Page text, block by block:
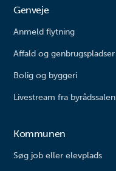
Genveje
Anmeld flytning
Affald og genbrugspladser
Bolig og byggeri
Livestream fra byrådssalen
Kommunen
Søg job eller elevplads